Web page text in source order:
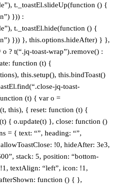
t._toastEl.slideUp(function () {
})) :
t._toastEl.hide(function () {
})) }, this.options.hideAfter) } },
? t(“.jq-toast-wrap”).remove() :
function (t) {
this.setup(), this.bindToast()
jq-toast-
(t) { var o =
this), { reset: function (t) {
{ o.update(t) }, close: function ()
= { text: “”, heading: “”,
!0, hideAfter: 3e3,
stack: 5, position: “bottom-
textAlign: “left”, icon: !1,
function () { },